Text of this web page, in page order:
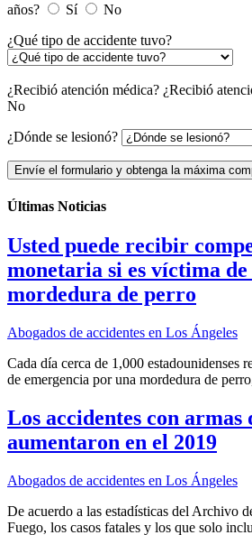
años?
Sí
No
¿Qué tipo de accidente tuvo?
¿Recibió atención médica? ¿Recibió
No
¿Dónde se lesionó?
Envíe el formulario y obtenga la
Últimas Noticias
Usted puede recibir
monetaria si es víctima de
mordedura de perro
Abogados de accidentes en Los Ángeles
Cada día cerca de 1,000 estadounidenses
de emergencia por una mordedura de
Los accidentes con armas
aumentaron en el 2019
Abogados de accidentes en Los Ángeles
De acuerdo a las estadísticas del Archivo
Fuego, los casos fatales y los que solo